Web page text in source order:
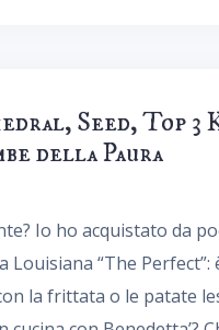
Seed, Top
della Paura
Io ho acquistato da
Louisiana “The
la frittata o le patate